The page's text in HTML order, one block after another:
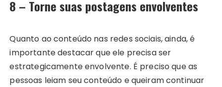
8 – Torne suas postagens envolventes
Quanto ao conteúdo nas redes sociais, ainda, é
importante destacar que ele precisa ser
estrategicamente envolvente. É preciso que as
pessoas leiam seu conteúdo e queiram continuar